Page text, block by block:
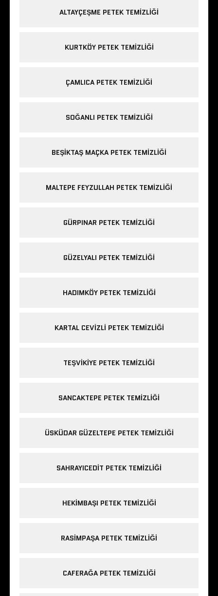
ALTAYÇEŞME PETEK TEMIZLIĞI
KURTKÖY PETEK TEMIZLIĞI
ÇAMLICA PETEK TEMIZLIĞI
SOĞANLI PETEK TEMIZLIĞI
BEŞIKTAŞ MAÇKA PETEK TEMIZLIĞI
MALTEPE FEYZULLAH PETEK TEMIZLIĞI
GÜRPINAR PETEK TEMIZLIĞI
GÜZELYALI PETEK TEMIZLIĞI
HADIMKÖY PETEK TEMIZLIĞI
KARTAL CEVIZLI PETEK TEMIZLIĞI
TEŞVIKIYE PETEK TEMIZLIĞI
SANCAKTEPE PETEK TEMIZLIĞI
ÜSKÜDAR GÜZELTEPE PETEK TEMIZLIĞI
SAHRAYICEDIT PETEK TEMIZLIĞI
HEKIMBAŞI PETEK TEMIZLIĞI
RASIMPAŞA PETEK TEMIZLIĞI
CAFERAĞA PETEK TEMIZLIĞI